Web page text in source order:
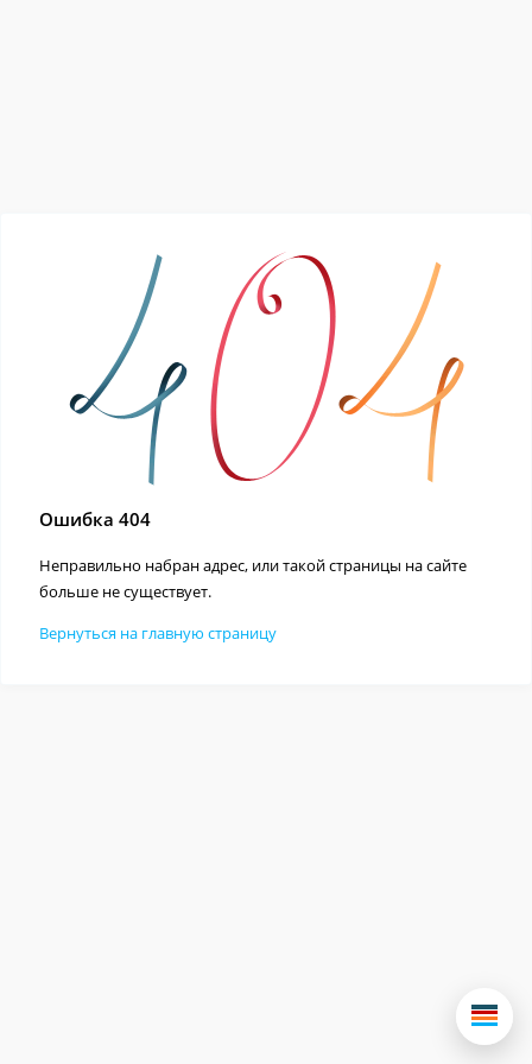
Ошибка 404
Неправильно набран адрес, или такой страницы на сайте
больше не существует.
Вернуться на главную страницу